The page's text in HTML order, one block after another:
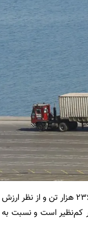
: سید روح اله لطیفی اظهار داشت: تجارت غیر نفتی کشور در سال ۱۴۰۱ از لحاظ وزنی به ۱۵۹ میلیون و ۲۳۶ هزار تن و از نظر ارزش
در تاریخ کشور کم‌نظیر است و نسبت به